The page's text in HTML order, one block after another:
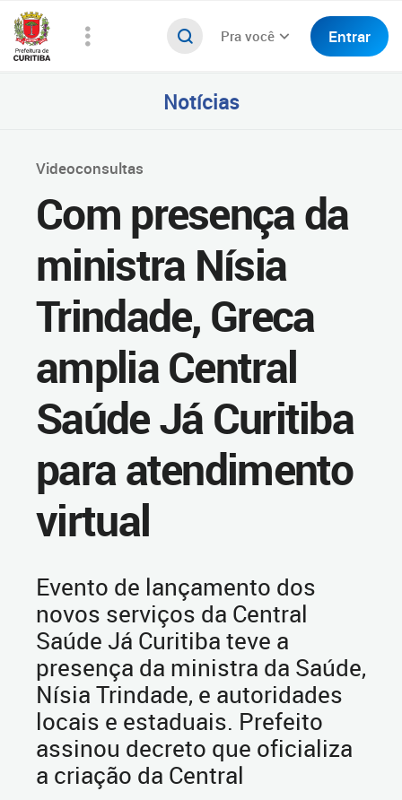
Pra você Entrar
Notícias
Videoconsultas
Com presença da
ministra Nísia
Trindade, Greca
amplia Central
Saúde Já Curitiba
para atendimento
virtual
Evento de lançamento dos
novos serviços da Central
Saúde Já Curitiba teve a
presença da ministra da Saúde,
Nísia Trindade, e autoridades
locais e estaduais. Prefeito
assinou decreto que oficializa
a criação da Central